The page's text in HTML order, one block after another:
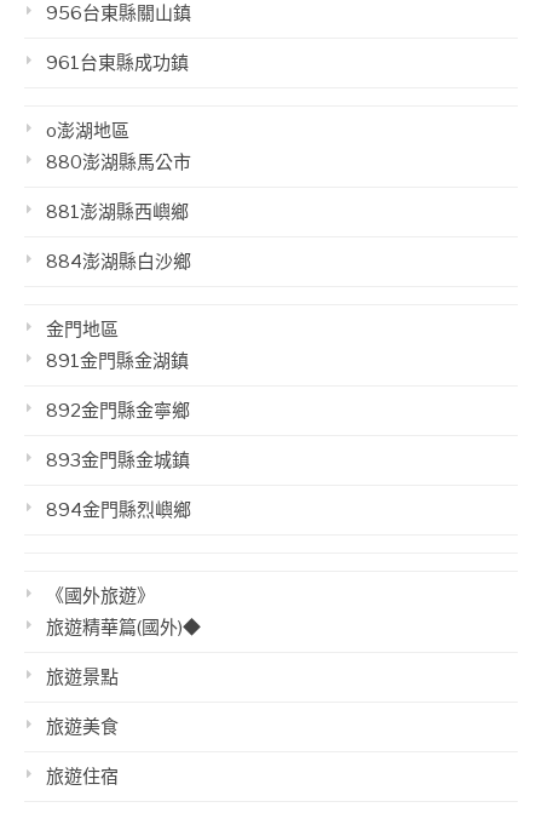
956台東縣關山鎮
961台東縣成功鎮
o澎湖地區
880澎湖縣馬公市
881澎湖縣西嶼鄉
884澎湖縣白沙鄉
金門地區
891金門縣金湖鎮
892金門縣金寧鄉
893金門縣金城鎮
894金門縣烈嶼鄉
《國外旅遊》
旅遊精華篇(國外)◆
旅遊景點
旅遊美食
旅遊住宿